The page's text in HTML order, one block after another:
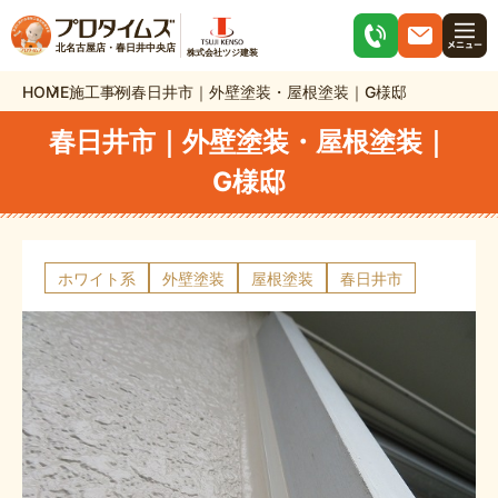
北名古屋店・春日井中央店 株式会社ツジ建装
HOME施工事例春日井市｜外壁塗装・屋根塗装｜G様邸
春日井市｜外壁塗装・屋根塗装｜
G様邸
ホワイト系 外壁塗装 屋根塗装 春日井市